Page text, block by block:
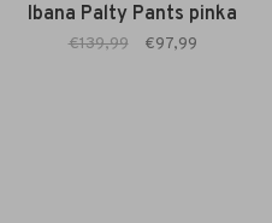
Ibana Palty Pants pinka
€139,99 €97,99